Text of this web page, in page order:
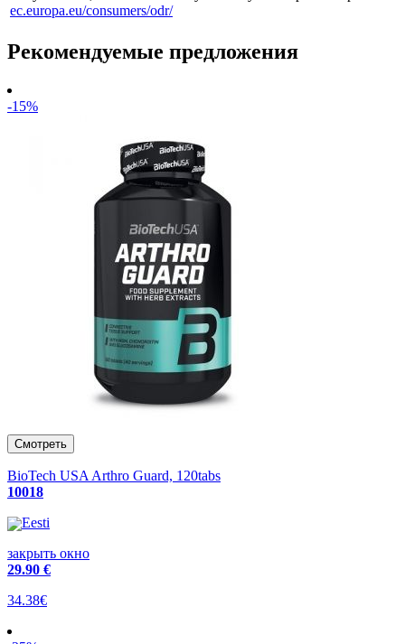
ec.europa.eu/consumers/odr/
Рекомендуемые предложения
-15%
BioTech USA Arthro Guard, 120tabs
10018
Eesti
закрыть окно
29.90 €
34.38€